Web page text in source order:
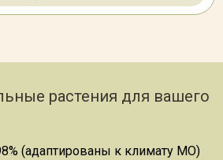
растения для вашего
(адаптированы к климату МО)